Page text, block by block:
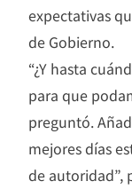
expectativas
de Gobierno.
“¿Y hasta
para que
preguntó.
mejores días
de autoridad”,